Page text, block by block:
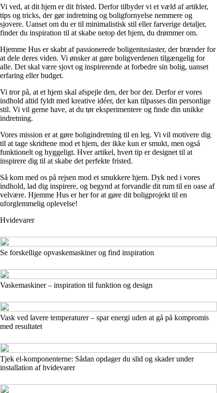
Vi ved, at dit hjem er dit fristed. Derfor tilbyder vi et væld af artikler,
tips og tricks, der gør indretning og boligfornyelse nemmere og
sjovere. Uanset om du er til minimalistisk stil eller farverige detaljer,
finder du inspiration til at skabe netop det hjem, du drømmer om.
Hjemme Hus er skabt af passionerede boligentusiaster, der brænder for
at dele deres viden. Vi ønsker at gøre boligverdenen tilgængelig for
alle. Det skal være sjovt og inspirerende at forbedre sin bolig, uanset
erfaring eller budget.
Vi tror på, at et hjem skal afspejle den, der bor der. Derfor er vores
indhold altid fyldt med kreative idéer, der kan tilpasses din personlige
stil. Vi vil gerne have, at du tør eksperimentere og finde din unikke
indretning.
Vores mission er at gøre boligindretning til en leg. Vi vil motivere dig
til at tage skridtene mod et hjem, der ikke kun er smukt, men også
funktionelt og hyggeligt. Hver artikel, hvert tip er designet til at
inspirere dig til at skabe det perfekte fristed.
Så kom med os på rejsen mod et smukkere hjem. Dyk ned i vores
indhold, lad dig inspirere, og begynd at forvandle dit rum til en oase af
velvære. Hjemme Hus er her for at gøre dit boligprojekt til en
uforglemmelig oplevelse!
Hvidevarer
Se forskellige opvaskemaskiner og find inspiration
Vaskemaskiner – inspiration til funktion og design
Vask ved lavere temperaturer – spar energi uden at gå på kompromis
med resultatet
Tjek el-komponenterne: Sådan opdager du slid og skader under
installation af hvidevarer